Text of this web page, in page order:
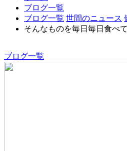
ブログ一覧
ブログ一覧 世間のニュース
そんなものを毎日毎日食べ
ブログ一覧